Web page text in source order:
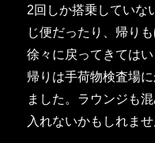
2回しか搭乗していな
じ便だったり、帰り
徐々に戻ってきては
帰りは手荷物検査場
ました。ラウンジも
入れないかもしれませ